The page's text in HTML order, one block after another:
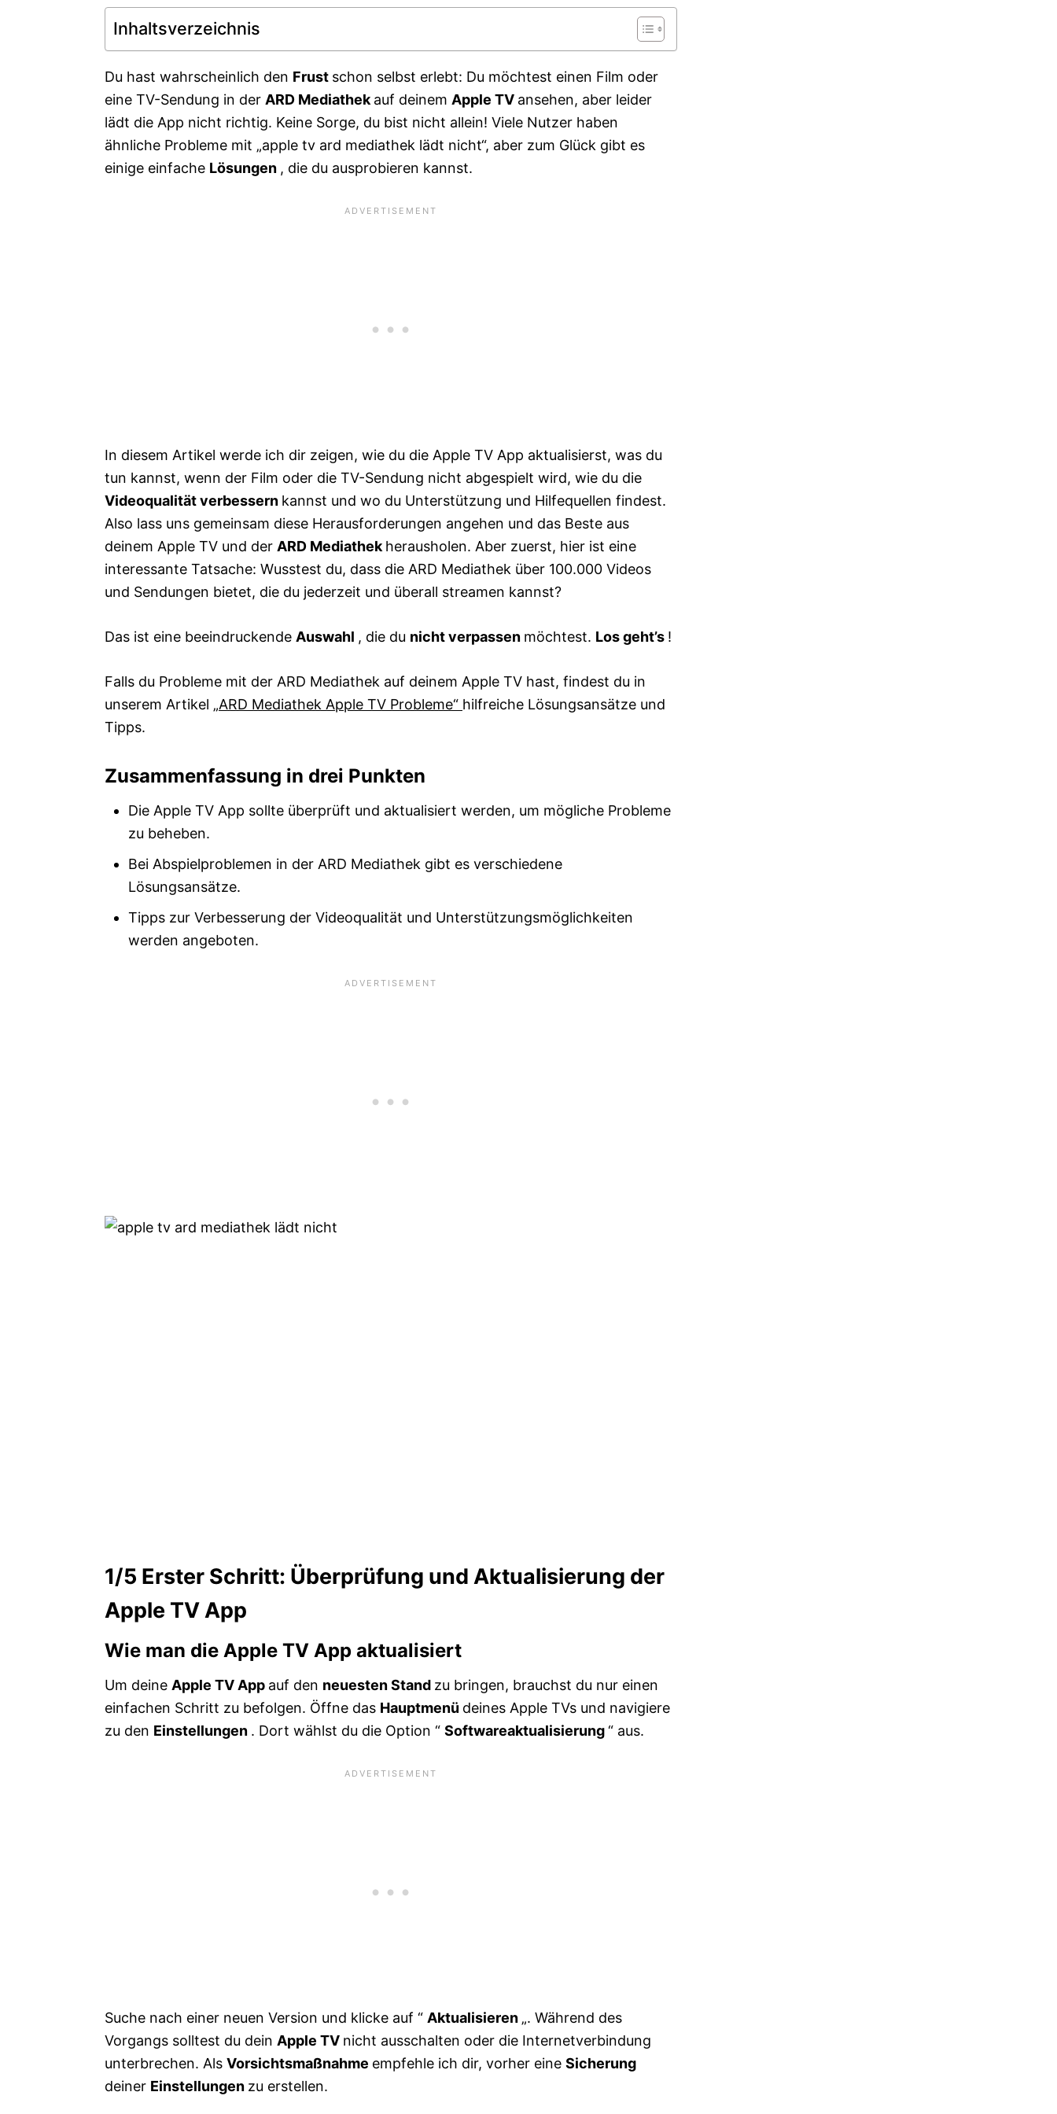
Inhaltsverzeichnis
Du hast wahrscheinlich den Frust schon selbst erlebt: Du möchtest einen Film oder
eine TV-Sendung in der ARD Mediathek auf deinem Apple TV ansehen, aber leider
lädt die App nicht richtig. Keine Sorge, du bist nicht allein! Viele Nutzer haben
ähnliche Probleme mit „apple tv ard mediathek lädt nicht“, aber zum Glück gibt es
einige einfache Lösungen , die du ausprobieren kannst.
In diesem Artikel werde ich dir zeigen, wie du die Apple TV App aktualisierst, was du
tun kannst, wenn der Film oder die TV-Sendung nicht abgespielt wird, wie du die
Videoqualität verbessern kannst und wo du Unterstützung und Hilfequellen findest.
Also lass uns gemeinsam diese Herausforderungen angehen und das Beste aus
deinem Apple TV und der ARD Mediathek herausholen. Aber zuerst, hier ist eine
interessante Tatsache: Wusstest du, dass die ARD Mediathek über 100.000 Videos
und Sendungen bietet, die du jederzeit und überall streamen kannst?
Das ist eine beeindruckende Auswahl , die du nicht verpassen möchtest. Los geht’s !
Falls du Probleme mit der ARD Mediathek auf deinem Apple TV hast, findest du in
unserem Artikel „ARD Mediathek Apple TV Probleme“ hilfreiche Lösungsansätze und
Tipps.
Zusammenfassung in drei Punkten
Die Apple TV App sollte überprüft und aktualisiert werden, um mögliche Probleme
zu beheben.
Bei Abspielproblemen in der ARD Mediathek gibt es verschiedene
Lösungsansätze.
Tipps zur Verbesserung der Videoqualität und Unterstützungsmöglichkeiten
werden angeboten.
1/5 Erster Schritt: Überprüfung und Aktualisierung der
Apple TV App
Wie man die Apple TV App aktualisiert
Um deine Apple TV App auf den neuesten Stand zu bringen, brauchst du nur einen
einfachen Schritt zu befolgen. Öffne das Hauptmenü deines Apple TVs und navigiere
zu den Einstellungen . Dort wählst du die Option “ Softwareaktualisierung“ aus.
Suche nach einer neuen Version und klicke auf “ Aktualisieren „. Während des
Vorgangs solltest du dein Apple TV nicht ausschalten oder die Internetverbindung
unterbrechen. Als Vorsichtsmaßnahme empfehle ich dir, vorher eine Sicherung
deiner Einstellungen zu erstellen.